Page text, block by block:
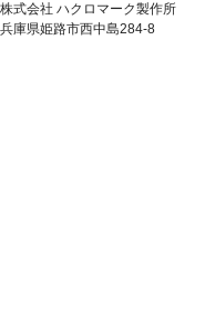
株式会社 ハクロマーク製作所
兵庫県姫路市西中島284-8